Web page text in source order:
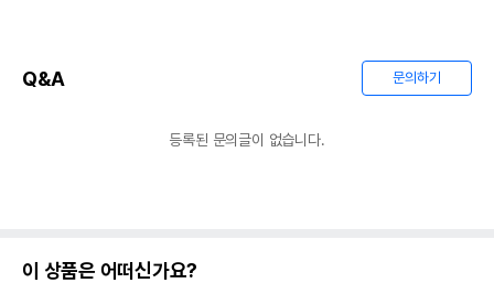
Q&A 문의하기
등록된 문의글이 없습니다.
이 상품은 어떠신가요?